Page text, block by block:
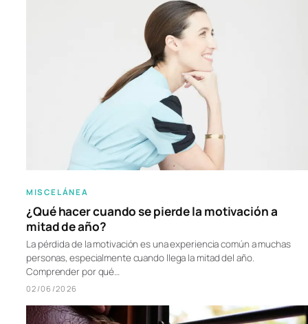
MISCELÁNEA
¿Qué hacer cuando se pierde la motivación a
mitad de año?
La pérdida de la motivación es una experiencia común a muchas
personas, especialmente cuando llega la mitad del año.
Comprender por qué…
02/06/2026